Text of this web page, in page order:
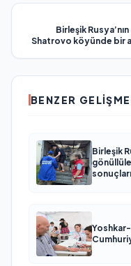
Birleşik
Shatrovo köyünde bir
BENZER
Birleşik
Yoshkar-